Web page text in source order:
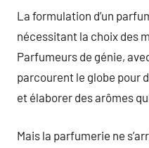
La formulation d’un
nécessitant la choix des
Parfumeurs de génie,
parcourent le globe pour
et élaborer des arômes
Mais la parfumerie ne